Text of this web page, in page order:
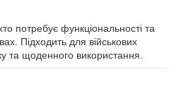
потребує функціональності та
Підходить для військових
та щоденного використання.